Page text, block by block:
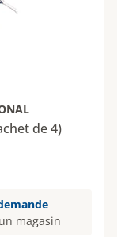
de 4)
magasin